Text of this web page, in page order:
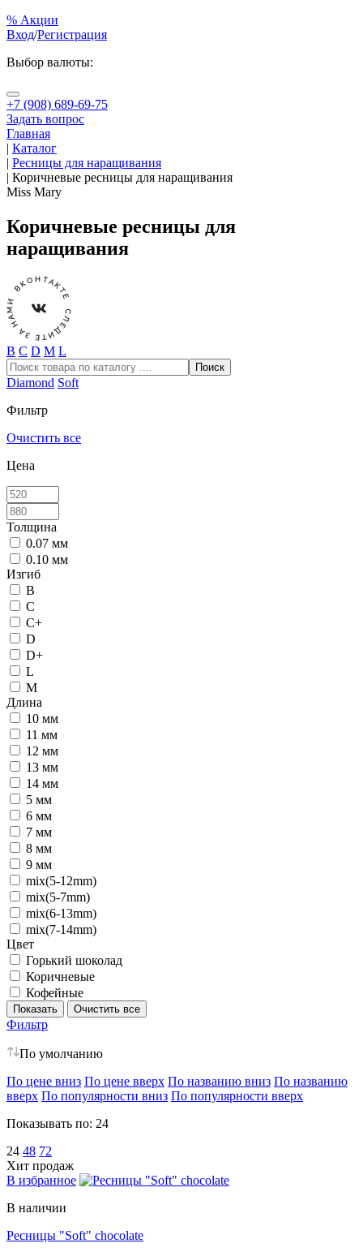
% Акции
Вход/Регистрация
Выбор валюты:
+7 (908) 689-69-75
Задать вопрос
Главная
| Каталог
| Ресницы для наращивания
| Коричневые ресницы для наращивания
Miss Mary
Коричневые ресницы для
наращивания
В С D М L
Diamond Soft
Фильтр
Очистить все
Цена
Толщина
0.07 мм
0.10 мм
Изгиб
B
C
C+
D
D+
L
M
Длина
10 мм
11 мм
12 мм
13 мм
14 мм
5 мм
6 мм
7 мм
8 мм
9 мм
mix(5-12mm)
mix(5-7mm)
mix(6-13mm)
mix(7-14mm)
Цвет
Горький шоколад
Коричневые
Кофейные
Фильтр
По умолчанию
По цене вниз По цене вверх По названию вниз По названию
вверх По популярности вниз По популярности вверх
Показывать по: 24
24 48 72
Хит продаж
В избранное
В наличии
Ресницы "Soft" chocolate